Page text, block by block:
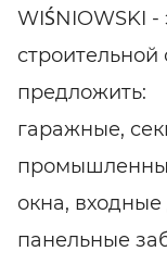
WIŚNIOWSKI
предложить:
гаражные,
окна,
панельные